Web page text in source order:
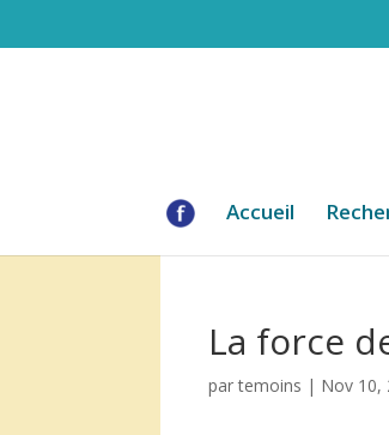
Accueil
La force
partemoins | Nov 10,